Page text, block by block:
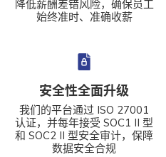
降低薪酬差错风险，确保员工
始终准时、准确收薪
安全性全面升级
我们的平台通过 ISO 27001
认证，并每年接受 SOC1 II 型
和 SOC2 II 型安全审计，保障
数据安全合规